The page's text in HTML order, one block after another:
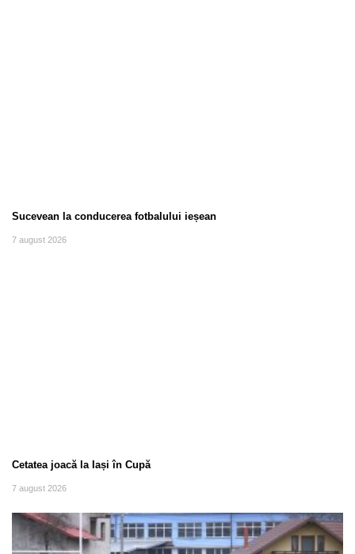
Sucevean la conducerea fotbalului ieșean
7 august 2026
Cetatea joacă la Iași în Cupă
7 august 2026